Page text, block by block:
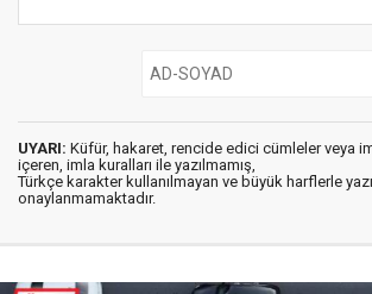
UYARI: Küfür, hakaret, rencide edici cümleler veya
içeren, imla kuralları ile yazılmamış,
Türkçe karakter kullanılmayan ve büyük harflerle
onaylanmamaktadır.